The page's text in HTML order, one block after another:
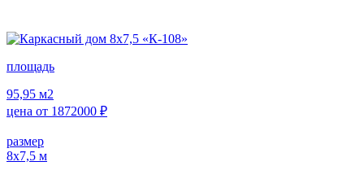
площадь
95,95 м2
цена от 1872000 ₽
размер
8х7,5 м